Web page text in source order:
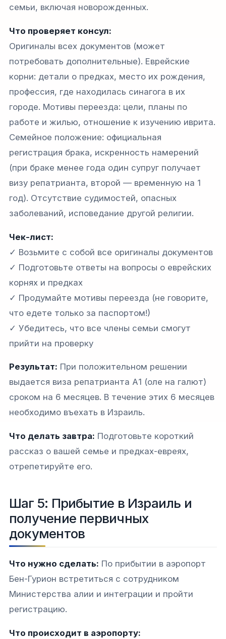
семьи, включая новорожденных.
Что проверяет консул:
Оригиналы всех документов (может
потребовать дополнительные). Еврейские
корни: детали о предках, место их рождения,
профессия, где находилась синагога в их
городе. Мотивы переезда: цели, планы по
работе и жилью, отношение к изучению иврита.
Семейное положение: официальная
регистрация брака, искренность намерений
(при браке менее года один супруг получает
визу репатрианта, второй — временную на 1
год). Отсутствие судимостей, опасных
заболеваний, исповедание другой религии.
Чек-лист:
✓ Возьмите с собой все оригиналы документов
✓ Подготовьте ответы на вопросы о еврейских
корнях и предках
✓ Продумайте мотивы переезда (не говорите,
что едете только за паспортом!)
✓ Убедитесь, что все члены семьи смогут
прийти на проверку
Результат: При положительном решении
выдается виза репатрианта А1 (оле на галют)
сроком на 6 месяцев. В течение этих 6 месяцев
необходимо въехать в Израиль.
Что делать завтра: Подготовьте короткий
рассказ о вашей семье и предках-евреях,
отрепетируйте его.
Шаг 5: Прибытие в Израиль и
получение первичных
документов
Что нужно сделать: По прибытии в аэропорт
Бен-Гурион встретиться с сотрудником
Министерства алии и интеграции и пройти
регистрацию.
Что происходит в аэропорту: